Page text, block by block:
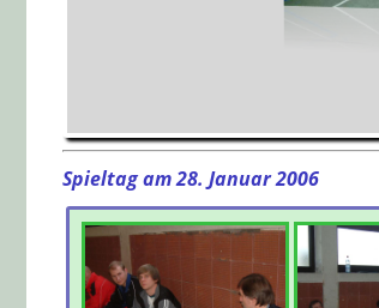
Spieltag am 28. Januar 2006